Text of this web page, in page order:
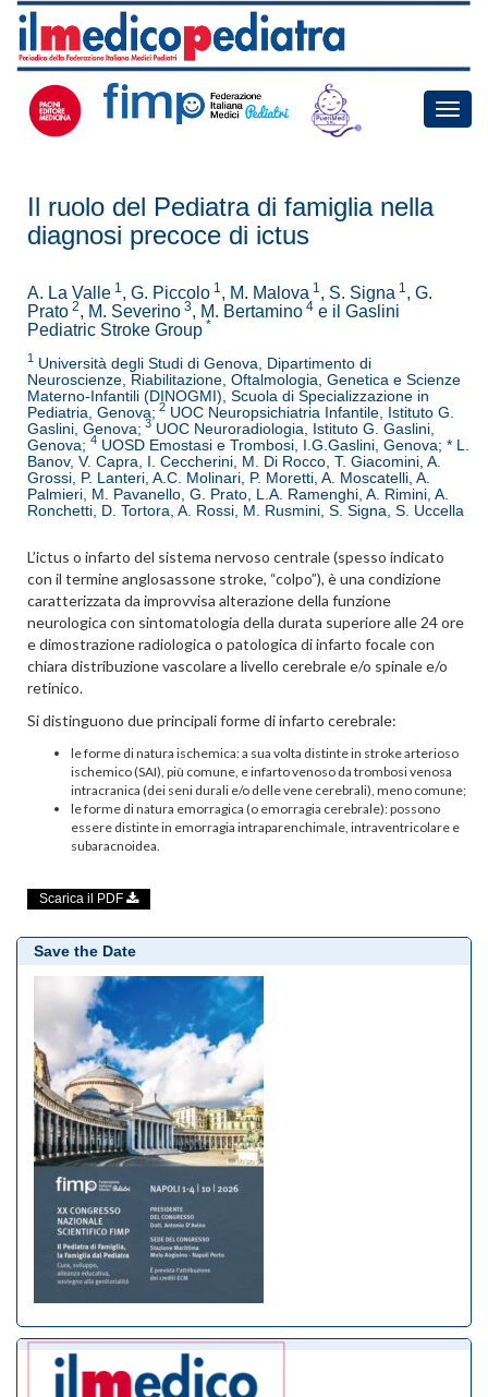
Toggle
Il ruolo del Pediatra di famiglia nella
diagnosi precoce di ictus
A. La Valle 1 , G. Piccolo 1 , M. Malova 1 , S. Signa 1 , G.
Prato 2, M. Severino 3, M. Bertamino 4 e il Gaslini
Pediatric Stroke Group *
1
Università degli Studi di Genova, Dipartimento di
Neuroscienze, Riabilitazione, Oftalmologia, Genetica e Scienze
Materno-Infantili (DINOGMI), Scuola di Specializzazione in
Pediatria, Genova; 2 UOC Neuropsichiatria Infantile, Istituto G.
Gaslini, Genova; 3 UOC Neuroradiologia, Istituto G. Gaslini,
Genova; 4 UOSD Emostasi e Trombosi, I.G.Gaslini, Genova; * L.
Banov, V. Capra, I. Ceccherini, M. Di Rocco, T. Giacomini, A.
Grossi, P. Lanteri, A.C. Molinari, P. Moretti, A. Moscatelli, A.
Palmieri, M. Pavanello, G. Prato, L.A. Ramenghi, A. Rimini, A.
Ronchetti, D. Tortora, A. Rossi, M. Rusmini, S. Signa, S. Uccella
L’ictus o infarto del sistema nervoso centrale (spesso indicato
con il termine anglosassone stroke, “colpo”), è una condizione
caratterizzata da improvvisa alterazione della funzione
neurologica con sintomatologia della durata superiore alle 24 ore
e dimostrazione radiologica o patologica di infarto focale con
chiara distribuzione vascolare a livello cerebrale e/o spinale e/o
retinico.
Si distinguono due principali forme di infarto cerebrale:
le forme di natura ischemica: a sua volta distinte in stroke arterioso
ischemico (SAI), più comune, e infarto venoso da trombosi venosa
intracranica (dei seni durali e/o delle vene cerebrali), meno comune;
le forme di natura emorragica (o emorragia cerebrale): possono
essere distinte in emorragia intraparenchimale, intraventricolare e
subaracnoidea.
Scarica il PDF
Save the Date